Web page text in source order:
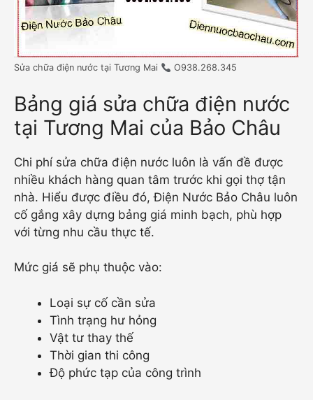
Sửa chữa điện nước tại Tương Mai O938.268.345
Bảng giá sửa chữa điện nước
tại Tương Mai của Bảo Châu
Chi phí sửa chữa điện nước luôn là vấn đề được
nhiều khách hàng quan tâm trước khi gọi thợ tận
nhà. Hiểu được điều đó, Điện Nước Bảo Châu luôn
cố gắng xây dựng bảng giá minh bạch, phù hợp
với từng nhu cầu thực tế.
Mức giá sẽ phụ thuộc vào:
Loại sự cố cần sửa
Tình trạng hư hỏng
Vật tư thay thế
Thời gian thi công
Độ phức tạp của công trình